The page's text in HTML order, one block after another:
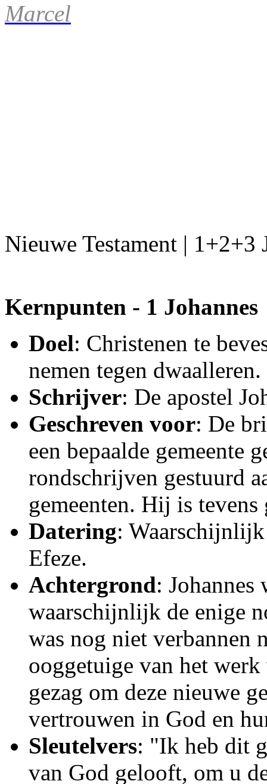
Marcel
Nieuwe Testament | 1+2+3
Kernpunten - 1 Johannes
Doel: Christenen te
nemen tegen dwaalleren.
Schrijver: De apostel
Geschreven voor: De
een bepaalde gemeente
rondschrijven gestuurd
gemeenten. Hij is
Datering:
Efeze.
Achtergrond: Johannes
waarschijnlijk de enige
was nog niet verbannen
ooggetuige van het
gezag om deze nieuwe
vertrouwen in God en
Sleutelvers: "Ik heb dit
van God gelooft, om u